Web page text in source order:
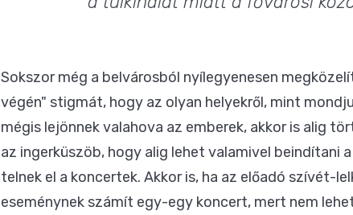
Sokszor még a belvárosból nyílegyenesen
végén" stigmát, hogy az olyan helyekről, mint
mégis lejönnek valahova az emberek, akkor is alig
az ingerküszöb, hogy alig lehet valamivel beindítani
telnek el a koncertek. Akkor is, ha az előadó szívét-
eseménynek számít egy-egy koncert, mert nem